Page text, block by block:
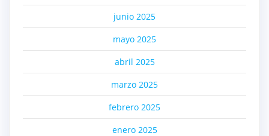
junio 2025
mayo 2025
abril 2025
marzo 2025
febrero 2025
enero 2025